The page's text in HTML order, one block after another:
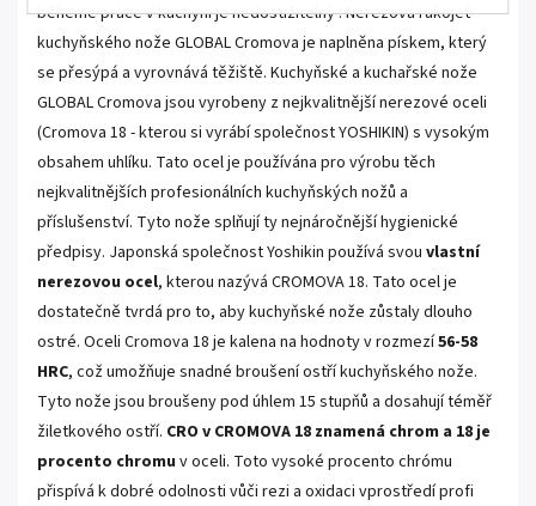
běheme práce v kuchyni je nedostižitelný ! Nerezová rukojeť
kuchyňského nože GLOBAL Cromova je naplněna pískem, který
se přesýpá a vyrovnává těžiště. Kuchyňské a kuchařské nože
GLOBAL Cromova jsou vyrobeny z nejkvalitnější nerezové oceli
(Cromova 18 - kterou si vyrábí společnost YOSHIKIN) s vysokým
obsahem uhlíku. Tato ocel je používána pro výrobu těch
nejkvalitnějších profesionálních kuchyňských nožů a
příslušenství. Tyto nože splňují ty nejnáročnější hygienické
předpisy. Japonská společnostYoshikin používá svou vlastní
nerezovou ocel, kterou nazývá CROMOVA 18. Tato ocel je
dostatečně tvrdá pro to, aby kuchyňské nože zůstaly dlouho
ostré. Oceli Cromova 18 je kalena na hodnoty v rozmezí56-58
HRC, což umožňuje snadné broušení ostří kuchyňského nože.
Tyto nože jsou broušeny pod úhlem 15 stupňů a dosahují téměř
žiletkového ostří. CRO v CROMOVA 18 znamená chrom a 18 je
procento chromu v oceli. Toto vysoké procento chrómu
přispívá k dobré odolnosti vůči rezi a oxidaci vprostředí profi